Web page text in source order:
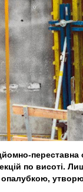
по висоті.
опалубкою,